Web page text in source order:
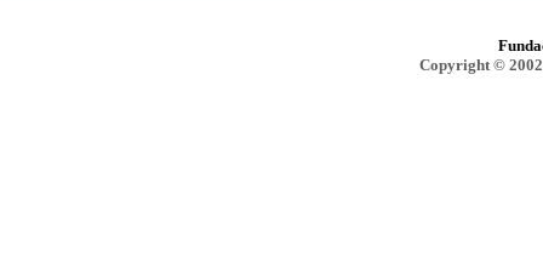
Copyright ©